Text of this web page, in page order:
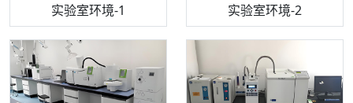
实验室环境-1 实验室环境-2
机构质检技术员-1 机构质检技术员-2
步入式恒温恒湿试验箱 电感耦合等离子体光谱仪